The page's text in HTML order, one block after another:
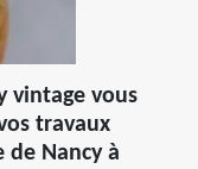
vintage vous
travaux
de Nancy à